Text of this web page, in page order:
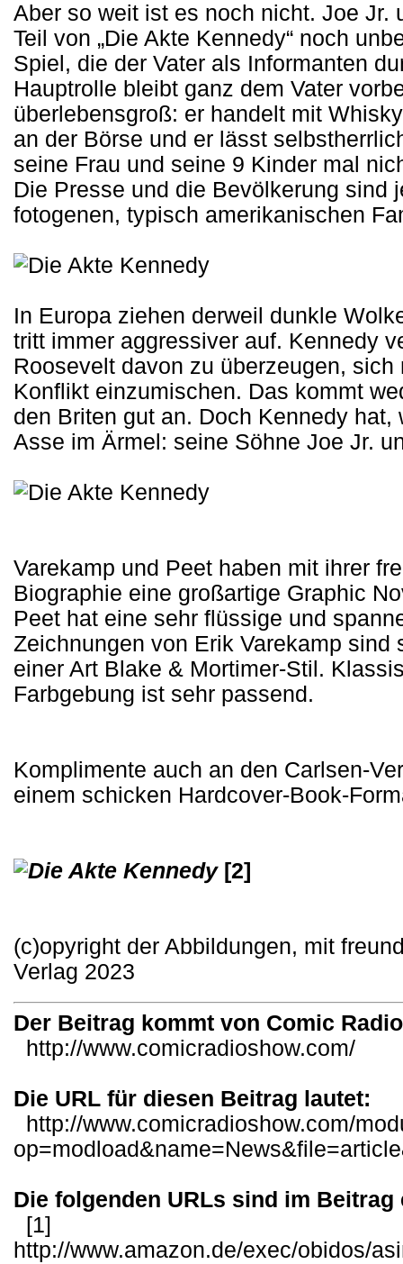
Aber so weit ist es noch nicht. Joe Jr.
Teil von „Die Akte Kennedy“ noch
Spiel, die der Vater als Informanten
Hauptrolle bleibt ganz dem Vater
überlebensgroß: er handelt mit
an der Börse und er lässt
seine Frau und seine 9 Kinder mal
Die Presse und die Bevölkerung sind
fotogenen, typisch amerikanischen
In Europa ziehen derweil dunkle
tritt immer aggressiver auf. Kennedy
Roosevelt davon zu überzeugen,
Konflikt einzumischen. Das kommt
den Briten gut an. Doch Kennedy
Asse im Ärmel: seine Söhne Joe Jr.
Varekamp und Peet haben mit ihrer
Biographie eine großartige Graphic
Peet hat eine sehr flüssige und
Zeichnungen von Erik Varekamp sind
einer Art Blake & Mortimer-Stil.
Farbgebung ist sehr passend.
Komplimente auch an den Carlsen-
einem schicken Hardcover-Book-
[2]
(c)opyright der Abbildungen, mit
Verlag 2023
Der Beitrag kommt von Comic
http://www.comicradioshow.com/
Die URL für diesen Beitrag lautet:
http://www.comicradioshow.com/
Die folgenden URLs sind im Beitrag
[1]
http://www.amazon.de/exec/obidos/